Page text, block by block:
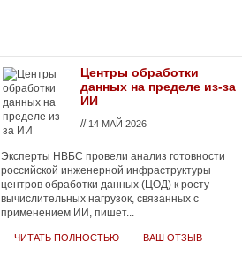
Центры обработки
данных на пределе из-за
ИИ
// 14 МАЙ 2026
Эксперты НВБС провели анализ готовности
российской инженерной инфраструктуры
центров обработки данных (ЦОД) к росту
вычислительных нагрузок, связанных с
применением ИИ, пишет...
ЧИТАТЬ ПОЛНОСТЬЮ ВАШ ОТЗЫВ